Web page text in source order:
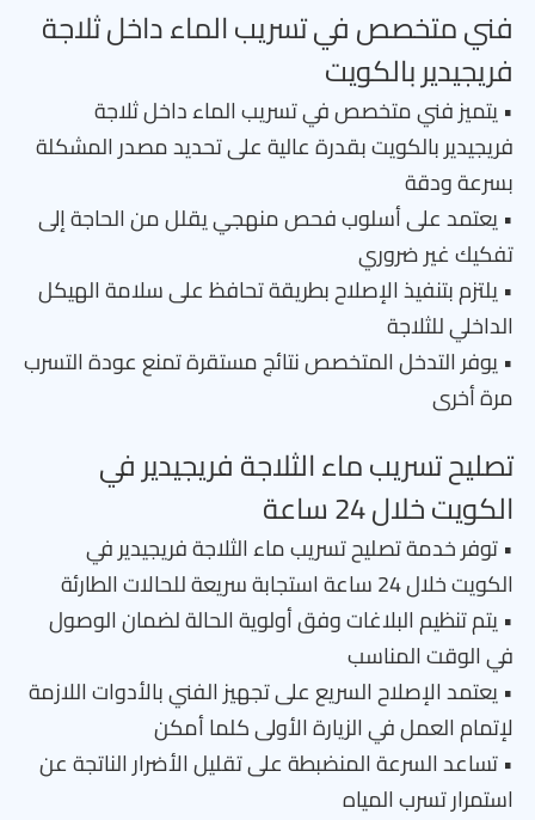
فني متخصص في تسريب الماء داخل ثلاجة
فريجيدير بالكويت
• يتميز فني متخصص في تسريب الماء داخل ثلاجة
فريجيدير بالكويت بقدرة عالية على تحديد مصدر المشكلة
بسرعة ودقة
• يعتمد على أسلوب فحص منهجي يقلل من الحاجة إلى
تفكيك غير ضروري
• يلتزم بتنفيذ الإصلاح بطريقة تحافظ على سلامة الهيكل
الداخلي للثلاجة
• يوفر التدخل المتخصص نتائج مستقرة تمنع عودة التسرب
مرة أخرى
تصليح تسريب ماء الثلاجة فريجيدير في
الكويت خلال 24 ساعة
• توفر خدمة تصليح تسريب ماء الثلاجة فريجيدير في
الكويت خلال 24 ساعة استجابة سريعة للحالات الطارئة
• يتم تنظيم البلاغات وفق أولوية الحالة لضمان الوصول
في الوقت المناسب
• يعتمد الإصلاح السريع على تجهيز الفني بالأدوات اللازمة
لإتمام العمل في الزيارة الأولى كلما أمكن
• تساعد السرعة المنضبطة على تقليل الأضرار الناتجة عن
استمرار تسرب المياه